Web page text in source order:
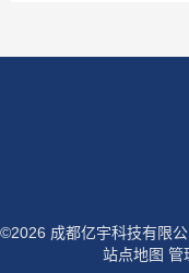
©2026 成都亿宇科技有限
站点地图 管